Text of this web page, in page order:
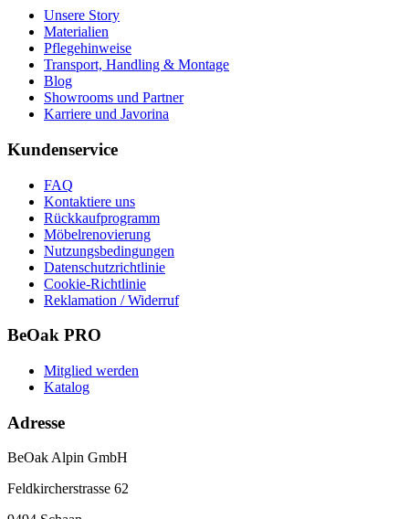
Unsere Story
Materialien
Pflegehinweise
Transport, Handling & Montage
Blog
Showrooms und Partner
Karriere und Javorina
Kundenservice
FAQ
Kontaktiere uns
Rückkaufprogramm
Möbelrenovierung
Nutzungsbedingungen
Datenschutzrichtlinie
Cookie-Richtlinie
Reklamation / Widerruf
BeOak PRO
Mitglied werden
Katalog
Adresse
BeOak Alpin GmbH
Feldkircherstrasse 62